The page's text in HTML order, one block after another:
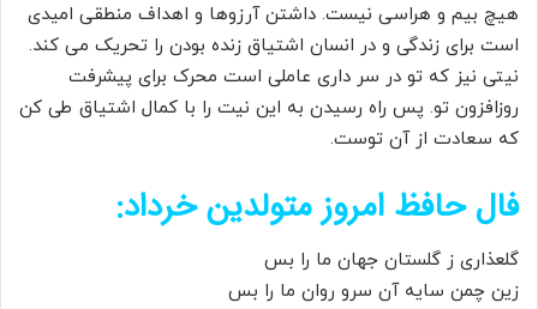
هیچ بیم و هراسی نیست. داشتن آرزوها و اهداف منطقی امیدی
است برای زندگی و در انسان اشتیاق زنده بودن را تحریک می کند.
نیتی نیز که تو در سر داری عاملی است محرک برای پیشرفت
روزافزون تو. پس راه رسیدن به این نیت را با کمال اشتیاق طی کن
که سعادت از آن توست.
فال حافظ امروز متولدین خرداد:
گلعذاری ز گلستان جهان ما را بس
زین چمن سایه آن سرو روان ما را بس